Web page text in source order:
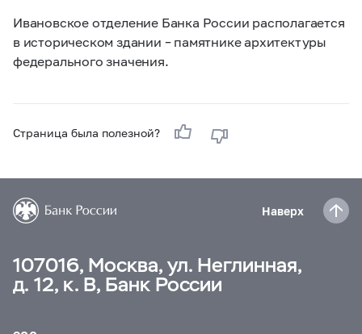
Ивановское отделение Банка России располагается
в историческом здании – памятнике архитектуры
федерального значения.
Страница была полезной?
Наверх
107016, Москва, ул. Неглинная,
д. 12, к. В, Банк России